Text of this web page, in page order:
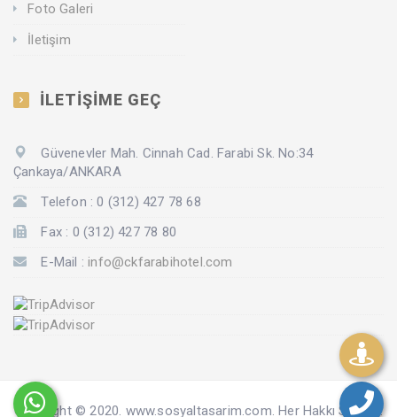
Foto Galeri
İletişim
İLETİŞİME GEÇ
Güvenevler Mah. Cinnah Cad. Farabi Sk. No:34
Çankaya/ANKARA
Telefon : 0 (312) 427 78 68
Fax : 0 (312) 427 78 80
E-Mail :info@ckfarabihotel.com
Copyright © 2020. www.sosyaltasarim.com. Her Hakkı Saklıdır.